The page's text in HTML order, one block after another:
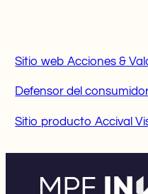
Sitio web Acciones &
Defensor del
Sitio producto Accival